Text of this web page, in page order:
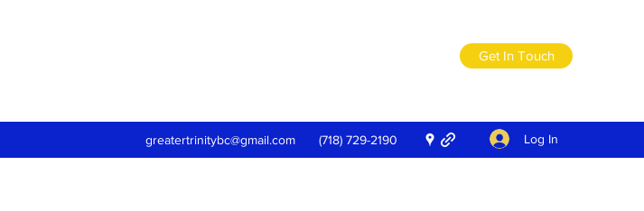
Get In Touch
greatertrinitybc@gmail.com (718) 729-2190 Log In